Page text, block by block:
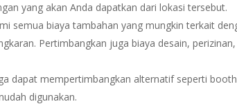
yang akan Anda dapatkan dari lokasi tersebut.
semua biaya tambahan yang mungkin terkait
Pertimbangkan juga biaya desain,
dapat mempertimbangkan alternatif seperti booth
digunakan.